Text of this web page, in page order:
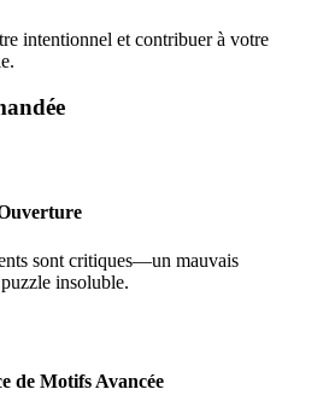
intentionnel et contribuer à votre
sont critiques—un mauvais
insoluble.
de Motifs Avancée